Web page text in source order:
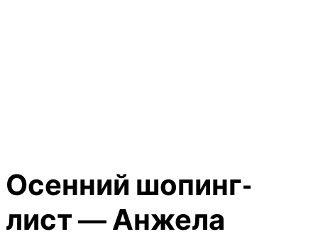
Осенний шопинг-
лист — Анжела